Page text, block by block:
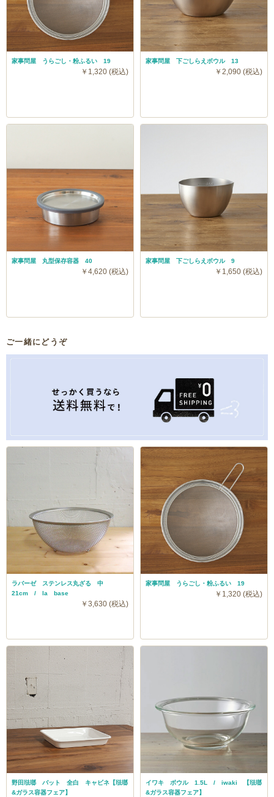
家事問屋 うらごし・粉ふるい 19
￥1,320 (税込)
家事問屋 下ごしらえボウル 13
￥2,090 (税込)
家事問屋 丸型保存容器 40
￥4,620 (税込)
家事問屋 下ごしらえボウル 9
￥1,650 (税込)
ご一緒にどうぞ
ラバーゼ ステンレス丸ざる 中
21cm / la base
￥3,630 (税込)
家事問屋 うらごし・粉ふるい 19
￥1,320 (税込)
野田琺瑯 バット 全白 キャビネ【琺瑯
&ガラス容器フェア】
イワキ ボウル 1.5L / iwaki 【琺瑯
&ガラス容器フェア】